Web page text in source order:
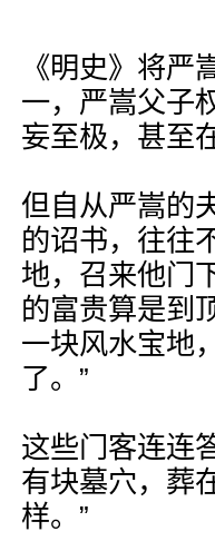
《明史》将
一，严嵩父子
妄至极，甚至
但自从严嵩的
的诏书，往往
地，召来他门
的富贵算是到
一块风水宝地
了。”
这些门客连连
有块墓穴，葬
样。”